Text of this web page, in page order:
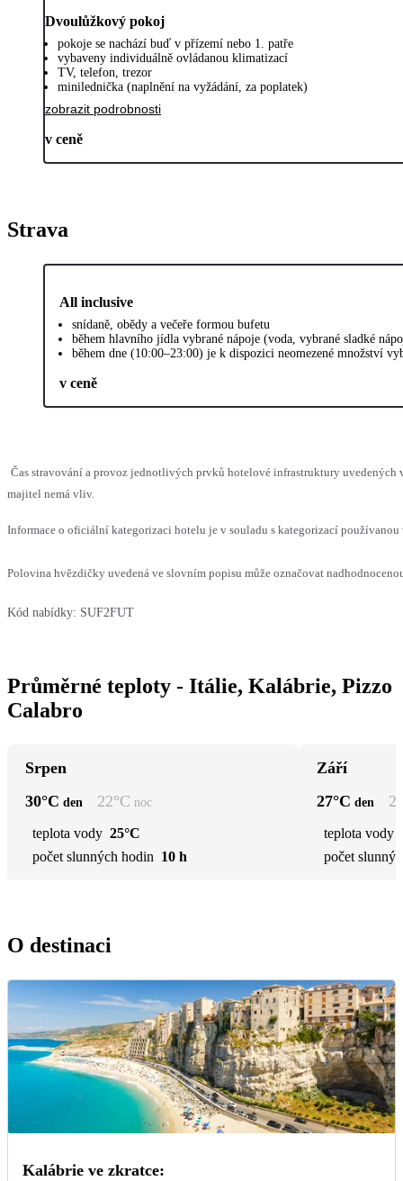
Dvoulůžkový pokoj
pokoje se nachází buď v přízemí nebo 1. patře
vybaveny individuálně ovládanou klimatizací
TV, telefon, trezor
minilednička (naplnění na vyžádání, za poplatek)
zobrazit podrobnosti
v ceně
Strava
All inclusive
snídaně, obědy a večeře formou bufetu
během hlavního jídla vybrané nápoje (voda, vybrané sladké
během dne (10:00–23:00) je k dispozici neomezené množství
v ceně
Čas stravování a provoz jednotlivých prvků hotelové infrastruktury uvedených
majitel nemá vliv.
Informace o oficiální kategorizaci hotelu je v souladu s kategorizací
Polovina hvězdičky uvedená ve slovním popisu může označovat
Kód nabídky: SUF2FUT
Průměrné teploty - Itálie, Kalábrie, Pizzo
Calabro
Srpen
30°C den 22°C noc
teplota vody 25°C
počet slunných hodin 10 h
Září
27°C den
teplota vody
počet
O destinaci
Kalábrie ve zkratce: